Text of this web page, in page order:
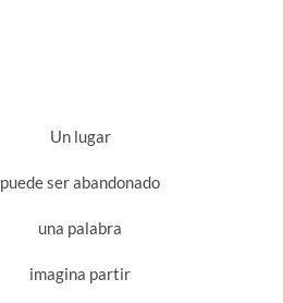
Un lugar
puede ser abandonado
una palabra
imagina partir